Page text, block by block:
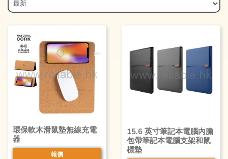
環保軟木滑鼠墊無線充電
器
報價
15.6 英寸筆記本電腦內膽
包帶筆記本電腦支架和鼠
標墊